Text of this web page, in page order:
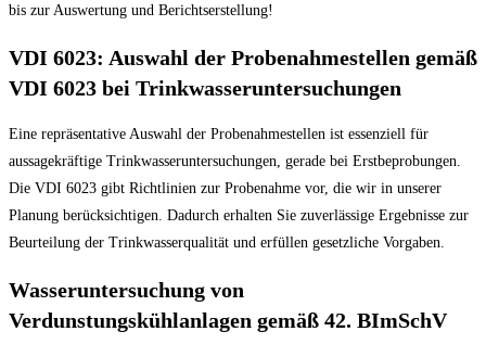
bis zur Auswertung und Berichtserstellung!
VDI 6023: Auswahl der Probenahmestellen gemäß
VDI 6023 bei Trinkwasseruntersuchungen
Eine repräsentative Auswahl der Probenahmestellen ist essenziell für
aussagekräftige Trinkwasseruntersuchungen, gerade bei Erstbeprobungen.
Die VDI 6023 gibt Richtlinien zur Probenahme vor, die wir in unserer
Planung berücksichtigen. Dadurch erhalten Sie zuverlässige Ergebnisse zur
Beurteilung der Trinkwasserqualität und erfüllen gesetzliche Vorgaben.
Wasseruntersuchung von
Verdunstungskühlanlagen gemäß 42. BImSchV